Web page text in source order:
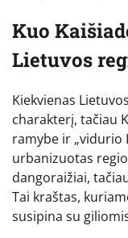
Kuo
Lietuvos
Kiekvienas
charakterį, tačiau
ramybe ir „vidurio
urbanizuotas
dangoraižiai,
Tai kraštas,
susipina su